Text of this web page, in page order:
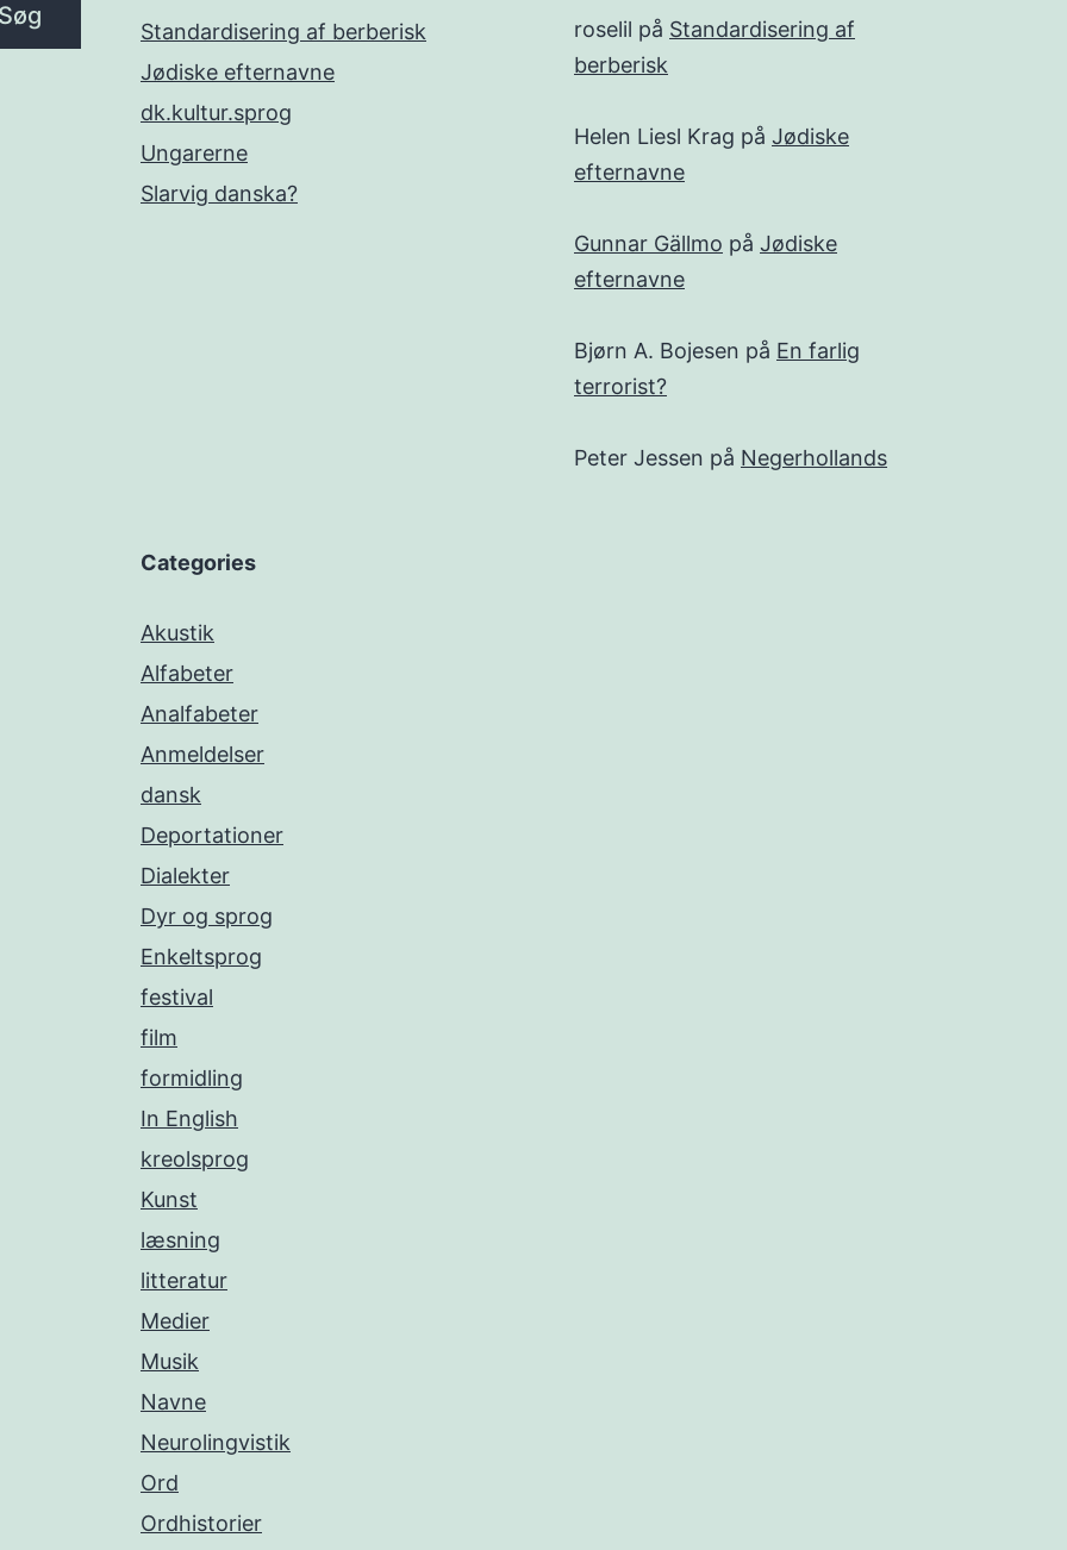
Standardisering af berberisk
Jødiske efternavne
dk.kultur.sprog
Ungarerne
Slarvig danska?
roselil på Standardisering af
berberisk
Helen Liesl Krag på Jødiske
efternavne
Gunnar Gällmo på Jødiske
efternavne
Bjørn A. Bojesen på En farlig
terrorist?
Peter Jessen på Negerhollands
Categories
Akustik
Alfabeter
Analfabeter
Anmeldelser
dansk
Deportationer
Dialekter
Dyr og sprog
Enkeltsprog
festival
film
formidling
In English
kreolsprog
Kunst
læsning
litteratur
Medier
Musik
Navne
Neurolingvistik
Ord
Ordhistorier